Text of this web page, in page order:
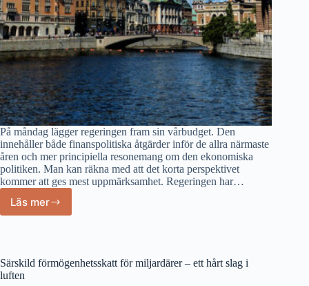
På måndag lägger regeringen fram sin vårbudget. Den
innehåller både finanspolitiska åtgärder inför de allra närmaste
åren och mer principiella resonemang om den ekonomiska
politiken. Man kan räkna med att det korta perspektivet
kommer att ges mest uppmärksamhet. Regeringen har…
Läs merRegeringens
mest
Särskild förmögenhetsskatt för miljardärer – ett hårt slag i
luften